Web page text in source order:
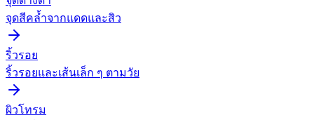
จุดสีคล้ำจากแดดและสิว
ริ้วรอย
ริ้วรอยและเส้นเล็ก ๆ ตามวัย
ผิวโทรม